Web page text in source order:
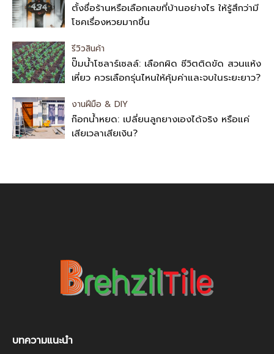
ตั้งชื่อร้านหรือเลือกเลขที่บ้านอย่างไร ให้รู้สึกว่ามี
โชคเรื่องหวยมากขึ้น
รีวิวสินค้า
ปั๊มน้ำโซลาร์เซลล์: เลือกผิด ชีวิตติดขัด สวนแห้ง
เหี่ยว ควรเลือกรุ่นไหนให้คุ้มค่าและจบในระยะยาว?
งานฝีมือ & DIY
ก๊อกน้ำหยด: เปลี่ยนลูกยางเองได้จริง หรือแค่
เสียเวลาเสียเงิน?
บทความแนะนำ